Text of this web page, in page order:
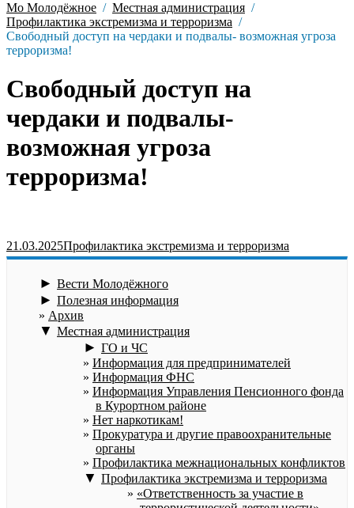
Мо Молодёжное
Местная администрация
Профилактика экстремизма и терроризма
Свободный доступ на чердаки и подвалы- возможная угроза
терроризма!
Свободный доступ на
чердаки и подвалы-
возможная угроза
терроризма!
21.03.2025Профилактика экстремизма и терроризма
► Вести Молодёжного
► Полезная информация
Архив
▼ Местная администрация
► ГО и ЧС
Информация для предпринимателей
Информация ФНС
Информация Управления Пенсионного фонда
в Курортном районе
Нет наркотикам!
Прокуратура и другие правоохранительные
органы
Профилактика межнациональных конфликтов
▼ Профилактика экстремизма и терроризма
«Ответственность за участие в